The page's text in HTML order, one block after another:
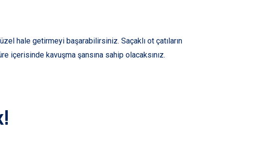
hale getirmeyi başarabilirsiniz. Saçaklı ot çatıların
içerisinde kavuşma şansına sahip olacaksınız.